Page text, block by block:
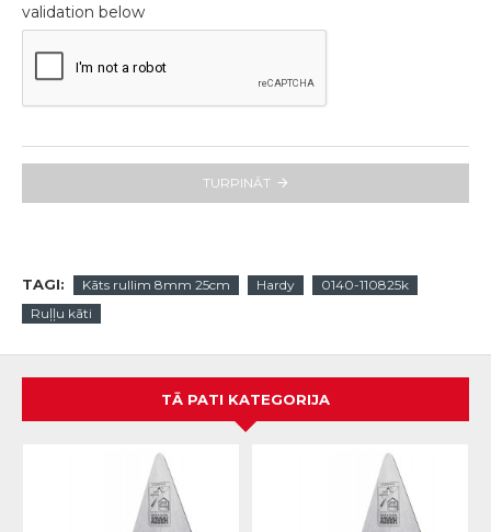
validation below
TURPINĀT
TAGI: Kāts rullim 8mm 25cm Hardy
0140-110825k
Ruļļu kāti
TĀ PATI KATEGORIJA